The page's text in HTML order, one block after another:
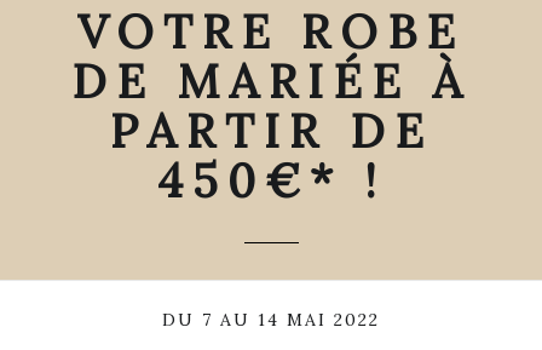
VOTRE ROBE
DE MARIÉE À
PARTIR DE
450€* !
DU 7 AU 14 MAI 2022